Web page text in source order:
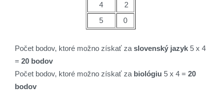
4
2
5
0
Počet bodov, ktoré možno získať za slovenský jazyk 5 x 4
= 20 bodov
Počet bodov, ktoré možno získať za biológiu 5 x 4 = 20
bodov